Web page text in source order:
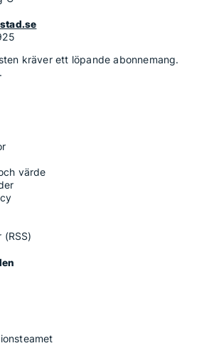
kräver ett löpande abonnemang.
värde